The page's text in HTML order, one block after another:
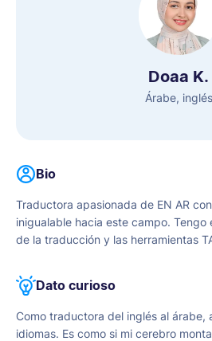
Doaa K.
Árabe, inglés
Bio
Traductora apasionada de EN AR
inigualable hacia este campo.
de la traducción y las herramientas
relevante y aplicar mi formación
personales.
Dato curioso
Como traductora del inglés al árabe,
idiomas. Es como si mi cerebro